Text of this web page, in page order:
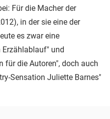
Für die Macher der
in der sie eine der
es zwar eine
Erzählablauf" und
für die Autoren", doch auch
Sensation Juliette Barnes"